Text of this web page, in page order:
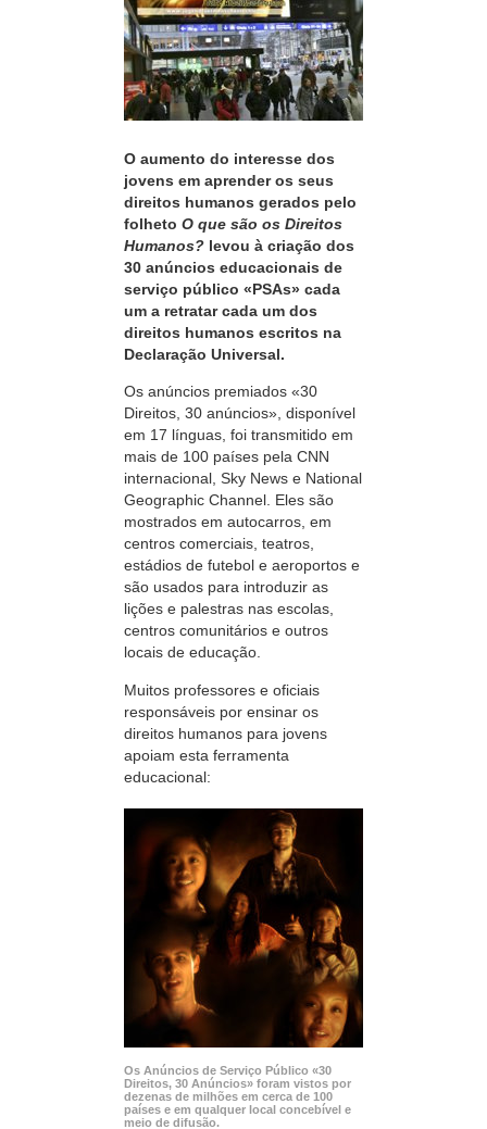
O aumento do interesse dos
jovens em aprender os seus
direitos humanos gerados pelo
folheto O que são os Direitos
Humanos? levou à criação dos
30 anúncios educacionais de
serviço público «PSAs» cada
um a retratar cada um dos
direitos humanos escritos na
Declaração Universal.
Os anúncios premiados «30
Direitos, 30 anúncios», disponível
em 17 línguas, foi transmitido em
mais de 100 países pela CNN
internacional, Sky News e National
Geographic Channel. Eles são
mostrados em autocarros, em
centros comerciais, teatros,
estádios de futebol e aeroportos e
são usados para introduzir as
lições e palestras nas escolas,
centros comunitários e outros
locais de educação.
Muitos professores e oficiais
responsáveis por ensinar os
direitos humanos para jovens
apoiam esta ferramenta
educacional:
Os Anúncios de Serviço Público «30
Direitos, 30 Anúncios» foram vistos por
dezenas de milhões em cerca de 100
países e em qualquer local concebível e
meio de difusão.